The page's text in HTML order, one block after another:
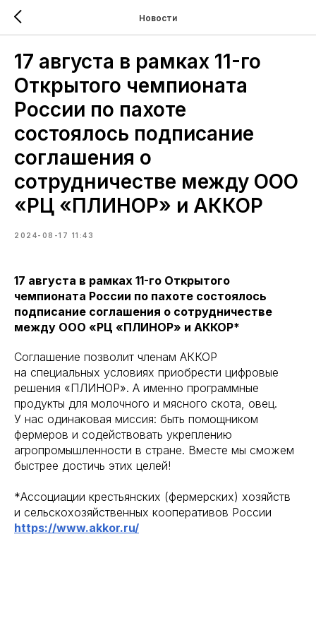
Новости
17 августа в рамках 11-го
Открытого чемпионата
России по пахоте
состоялось подписание
соглашения о
сотрудничестве между ООО
«РЦ «ПЛИНОР» и АККОР
2024-08-17 11:43
17 августа в рамках 11-го Открытого
чемпионата России по пахоте состоялось
подписание соглашения о сотрудничестве
между ООО «РЦ «ПЛИНОР» и АККОР*
Соглашение позволит членам АККОР
на специальных условиях приобрести цифровые
решения «ПЛИНОР». А именно программные
продукты для молочного и мясного скота, овец.
У нас одинаковая миссия: быть помощником
фермеров и содействовать укреплению
агропромышленности в стране. Вместе мы сможем
быстрее достичь этих целей!
*Ассоциации крестьянских (фермерских) хозяйств
и сельскохозяйственных кооперативов России
https://www.akkor.ru/